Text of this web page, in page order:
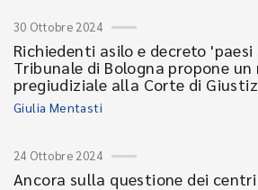
30 Ottobre 2024
Richiedenti asilo e decreto
Tribunale di Bologna propone un
pregiudiziale alla Corte di
Giulia Mentasti
24 Ottobre 2024
Ancora sulla questione dei